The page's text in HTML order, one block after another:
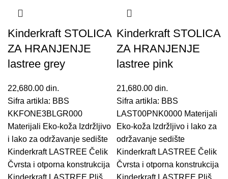
Kinderkraft STOLICA
ZA HRANJENJE
lastree grey
22,680.00 din.
Sifra artikla: BBS
KKFONE3BLGR000
Materijali Eko-koža Izdržljivo
i lako za održavanje sedište
Kinderkraft LASTREE Čelik
Čvrsta i otporna konstrukcija
Kinderkraft LASTREE Pliš
Kinderkraft STOLICA
ZA HRANJENJE
lastree pink
21,680.00 din.
Sifra artikla: BBS
LAST00PNK0000 Materijali
Eko-koža Izdržljivo i lako za
održavanje sedište
Kinderkraft LASTREE Čelik
Čvrsta i otporna konstrukcija
Kinderkraft LASTREE Pliš